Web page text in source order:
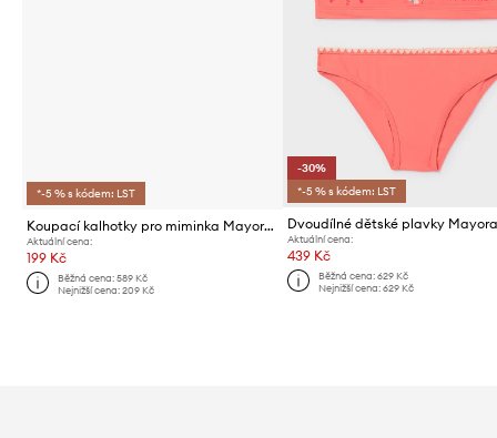
*-5 % s kódem: LST
Koupací kalhotky pro miminka Mayoral 2-pack
Aktuální cena:
199 Kč
Běžná cena:589 Kč
Nejnižší cena:209 Kč
-30%
*-5 % s kódem: LST
Dvoudílné dětské plavky
Aktuální cena:
439 Kč
Běžná cena: 629 Kč
Nejnižší cena: 629 Kč